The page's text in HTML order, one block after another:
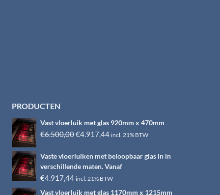
PRODUCTEN
Vast vloerluik met glas 920mm x 470mm
€6.500,00Oorspronkelijke
was:
€6.500,00.
€4.917,44Huidige
is:
€4.917,44.
incl. 21% BTW
Vaste vloerluiken met beloopbaar glas in in
verschillende maten. Vanaf
€4.917,44 incl. 21% BTW
Vast vloerluik met glas 1170mm x 1215mm